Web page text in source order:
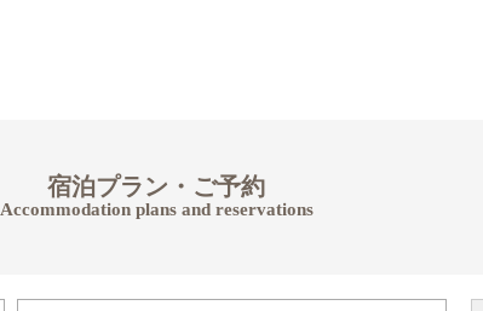
宿泊プラン・ご予約
Accommodation plans and reservations